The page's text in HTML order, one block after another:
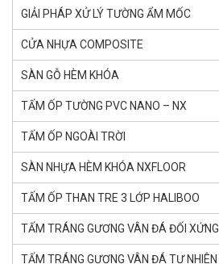
GIẢI PHÁP XỬ LÝ TƯỜNG ẨM MỐC
CỬA NHỰA COMPOSITE
SÀN GỖ HÈM KHÓA
TẤM ỐP TƯỜNG PVC NANO – NX
TẤM ỐP NGOÀI TRỜI
SÀN NHỰA HÈM KHÓA NXFLOOR
TẤM ỐP THAN TRE 3 LỚP HALIBOO
TẤM TRÁNG GƯƠNG VÂN ĐÁ ĐỐI XỨNG
TẤM TRÁNG GƯƠNG VÂN ĐÁ TỰ NHIÊN